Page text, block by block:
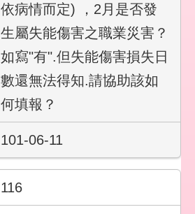
依病情而定) ，2月是否發
生屬失能傷害之職業災害？
如寫"有".但失能傷害損失日
數還無法得知.請協助該如
何填報？
101-06-11
116